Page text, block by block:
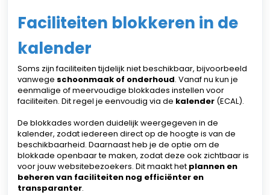
Faciliteiten blokkeren in de
kalender
Soms zijn faciliteiten tijdelijk niet beschikbaar, bijvoorbeeld
vanwege schoonmaak of onderhoud. Vanaf nu kun je
eenmalige of meervoudige blokkades instellen voor
faciliteiten. Dit regel je eenvoudig via de kalender (ECAL).
De blokkades worden duidelijk weergegeven in de
kalender, zodat iedereen direct op de hoogte is van de
beschikbaarheid. Daarnaast heb je de optie om de
blokkade openbaar te maken, zodat deze ook zichtbaar is
voor jouw websitebezoekers. Dit maakt het plannen en
beheren van faciliteiten nog efficiënter en
transparanter.